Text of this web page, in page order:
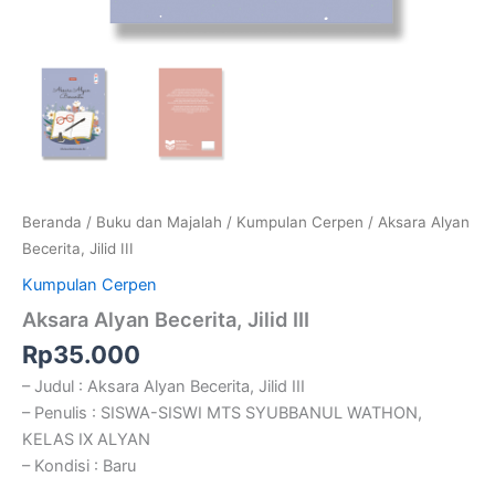
Beranda / Buku dan Majalah / Kumpulan Cerpen / Aksara Alyan
Becerita, Jilid III
Kumpulan Cerpen
Aksara Alyan Becerita, Jilid III
Rp35.000
– Judul : Aksara Alyan Becerita, Jilid III
– Penulis : SISWA-SISWI MTS SYUBBANUL WATHON,
KELAS IX ALYAN
– Kondisi : Baru